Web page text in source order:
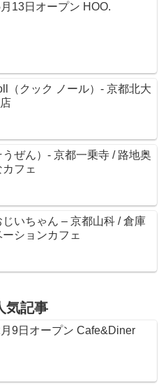
13日オープン HOO.
（クック ノール）- 京都北大
ぜん）- 京都一乗寺 / 路地奥
フェ
じいちゃん – 京都山科 / 倉庫
ーションカフェ
気記事
9日オープン Cafe&Diner